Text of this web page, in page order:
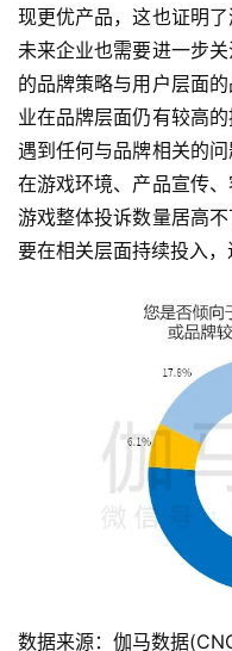
现更优产品，这也证明了
未来企业也需要进一步
的品牌策略与用户层面
业在品牌层面仍有较高
遇到任何与品牌相关的
在游戏环境、产品宣传
游戏整体投诉数量居高
要在相关层面持续投入，
数据来源：伽马数据